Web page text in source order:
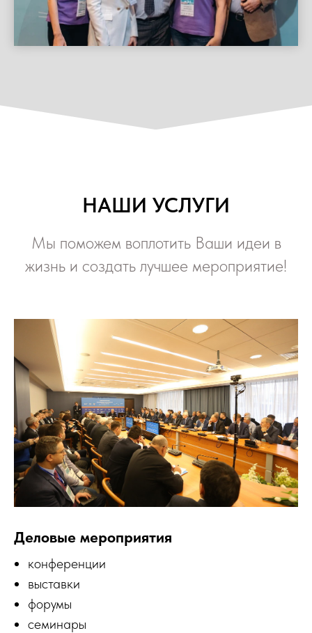
НАШИ УСЛУГИ
Мы поможем воплотить Ваши идеи в
жизнь и создать лучшее мероприятие!
Деловые мероприятия
конференции
выставки
форумы
семинары